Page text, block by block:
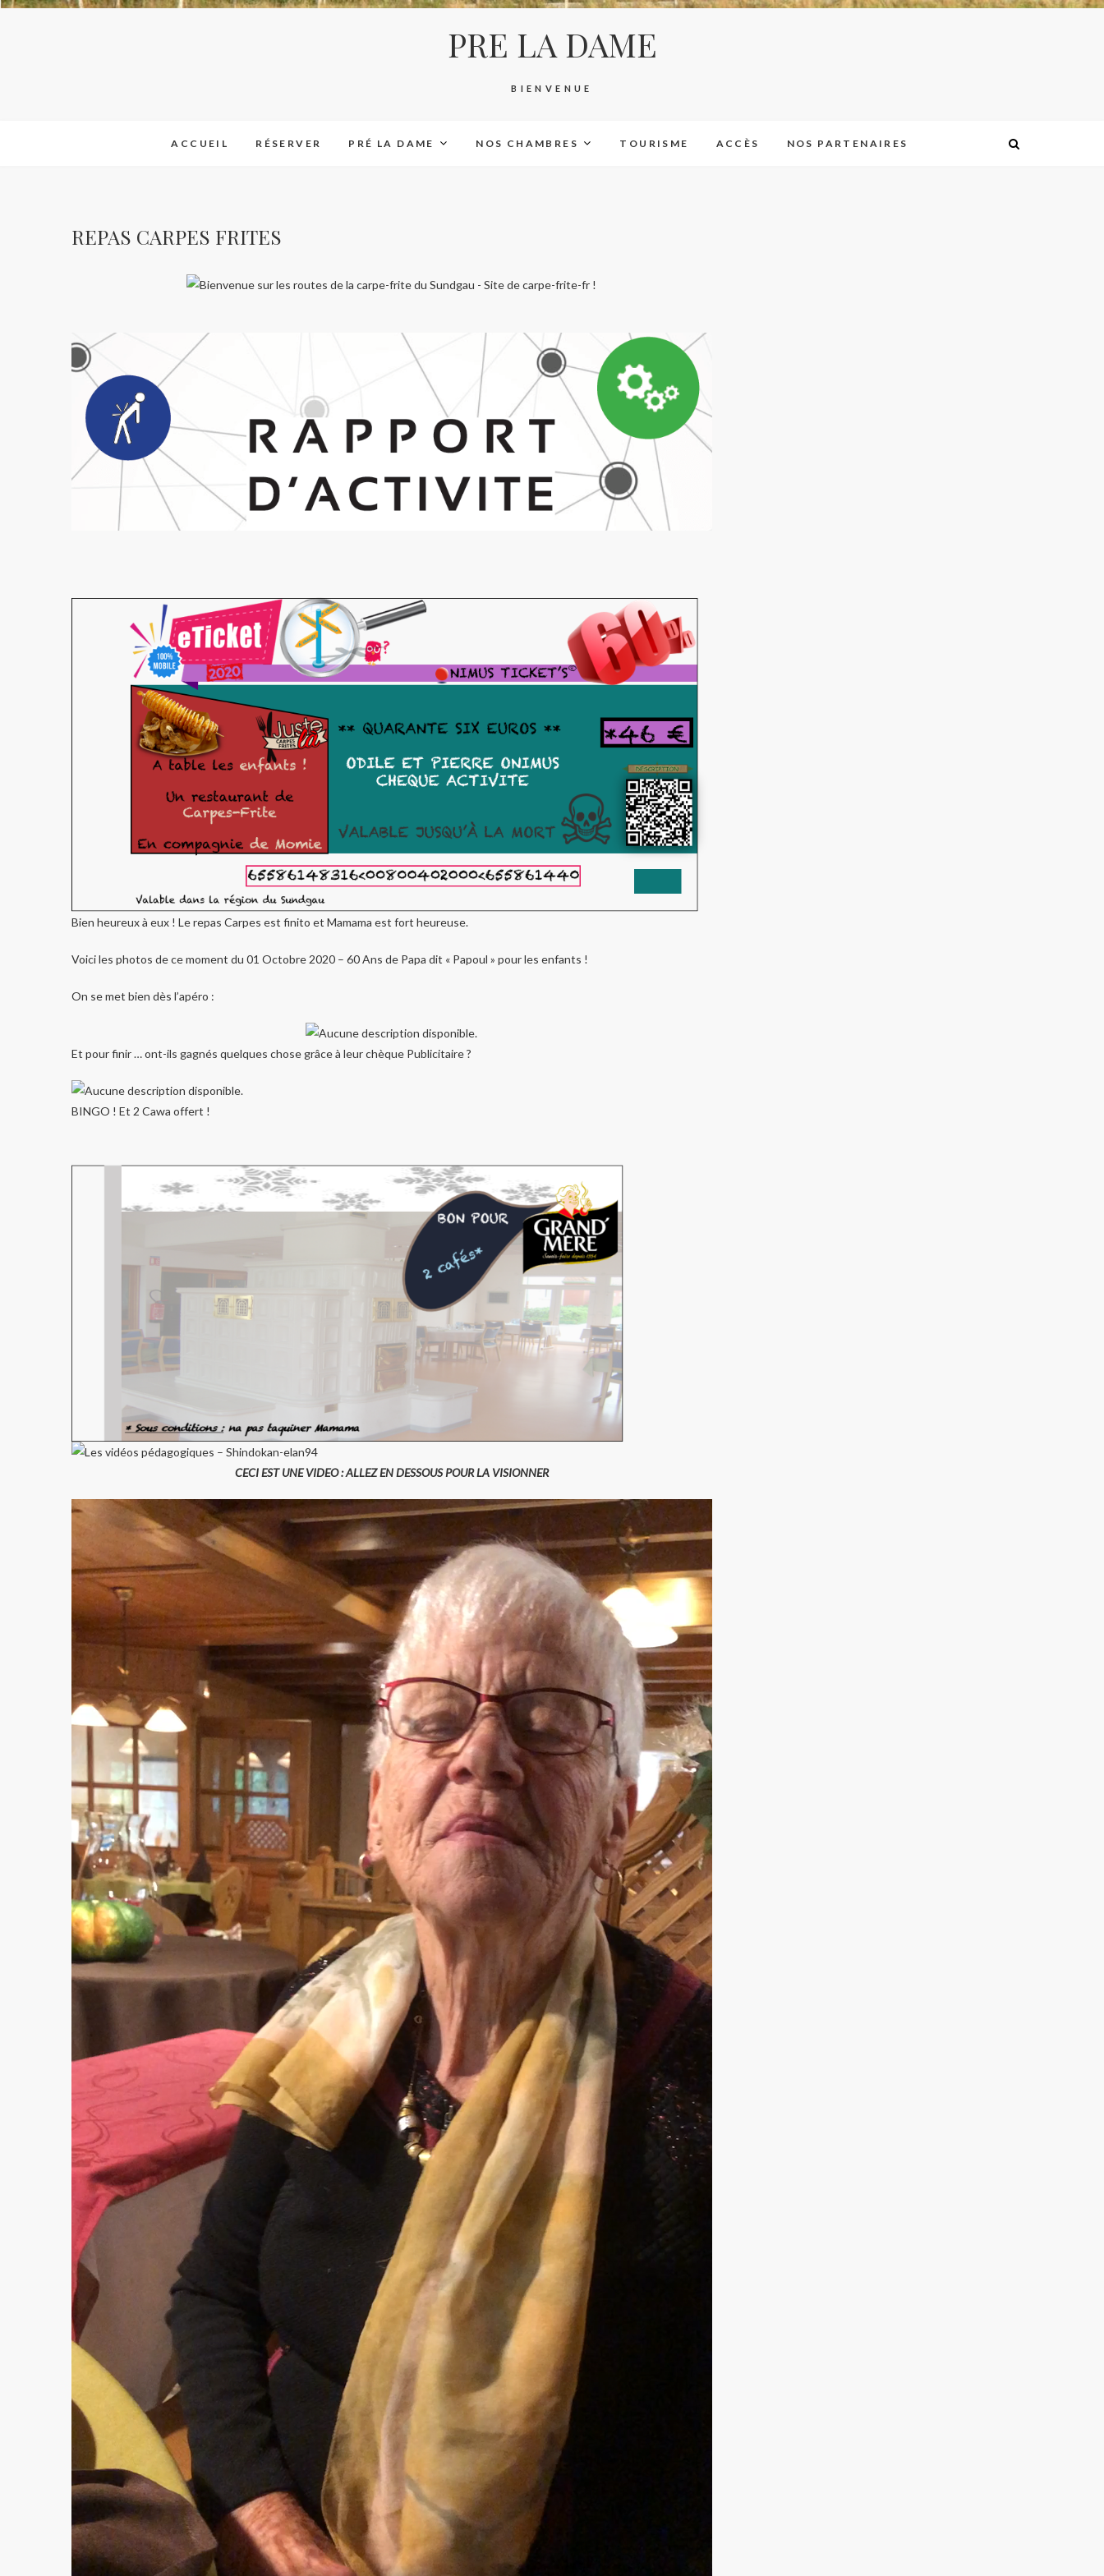
PRE LA DAME
BIENVENUE
ACCUEIL RÉSERVER PRÉ LA DAME NOS CHAMBRES TOURISME ACCÈS NOS PARTENAIRES
REPAS CARPES FRITES
Bien heureux à eux ! Le repas Carpes est finito et Mamama est fort heureuse.
Voici les photos de ce moment du 01 Octobre 2020 – 60 Ans de Papa dit « Papoul » pour les enfants !
On se met bien dès l’apéro :
Et pour finir … ont-ils gagnés quelques chose grâce à leur chèque Publicitaire ?
BINGO ! Et 2 Cawa offert !
CECI EST UNE VIDEO : ALLEZ EN DESSOUS POUR LA VISIONNER